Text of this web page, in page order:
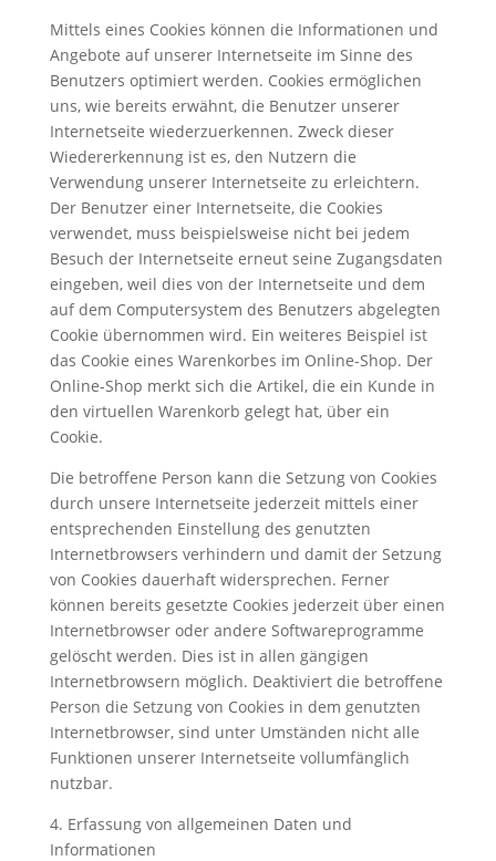
Mittels eines Cookies können die Informationen und
Angebote auf unserer Internetseite im Sinne des
Benutzers optimiert werden. Cookies ermöglichen
uns, wie bereits erwähnt, die Benutzer unserer
Internetseite wiederzuerkennen. Zweck dieser
Wiedererkennung ist es, den Nutzern die
Verwendung unserer Internetseite zu erleichtern.
Der Benutzer einer Internetseite, die Cookies
verwendet, muss beispielsweise nicht bei jedem
Besuch der Internetseite erneut seine Zugangsdaten
eingeben, weil dies von der Internetseite und dem
auf dem Computersystem des Benutzers abgelegten
Cookie übernommen wird. Ein weiteres Beispiel ist
das Cookie eines Warenkorbes im Online-Shop. Der
Online-Shop merkt sich die Artikel, die ein Kunde in
den virtuellen Warenkorb gelegt hat, über ein
Cookie.
Die betroffene Person kann die Setzung von Cookies
durch unsere Internetseite jederzeit mittels einer
entsprechenden Einstellung des genutzten
Internetbrowsers verhindern und damit der Setzung
von Cookies dauerhaft widersprechen. Ferner
können bereits gesetzte Cookies jederzeit über einen
Internetbrowser oder andere Softwareprogramme
gelöscht werden. Dies ist in allen gängigen
Internetbrowsern möglich. Deaktiviert die betroffene
Person die Setzung von Cookies in dem genutzten
Internetbrowser, sind unter Umständen nicht alle
Funktionen unserer Internetseite vollumfänglich
nutzbar.
4. Erfassung von allgemeinen Daten und
Informationen